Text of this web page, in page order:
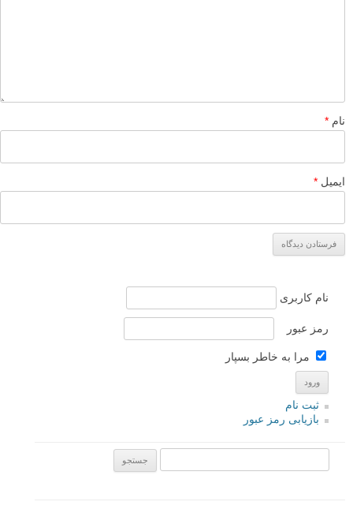
نام *
ایمیل *
نام کاربری
رمز عبور
مرا به خاطر بسپار
ثبت نام
بازیابی رمز عبور